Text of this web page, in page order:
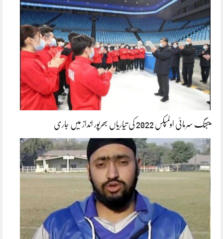
بیجنگ سرمائی اولمپکس 2022 کی تیاریاں بھرپور انداز میں جاری